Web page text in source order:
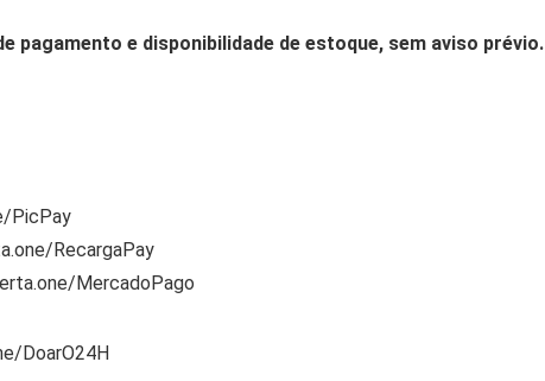
e disponibilidade de estoque, sem aviso prévio.
PicPay
RecargaPay
MercadoPago
DoarO24H